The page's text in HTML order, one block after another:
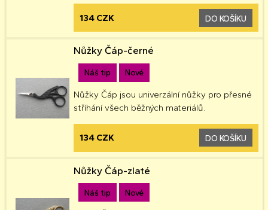
134 CZK DO KOŠÍKU
Náš tip Nové
Nůžky Čáp-černé
Nůžky Čáp jsou univerzální nůžky pro přesné
stříhání všech běžných materiálů.
134 CZK DO KOŠÍKU
Náš tip Nové
Nůžky Čáp-zlaté